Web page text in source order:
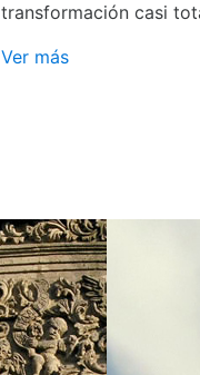
transformación casi
Ver más